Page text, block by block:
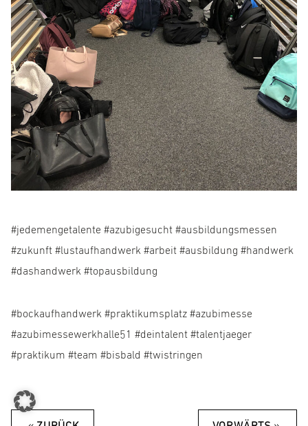
#jedemengetalente #azubigesucht #ausbildungsmessen
#zukunft #lustaufhandwerk #arbeit #ausbildung #handwerk
#dashandwerk #topausbildung
#bockaufhandwerk #praktikumsplatz #azubimesse
#azubimessewerkhalle51 #deintalent #talentjaeger
#praktikum #team #bisbald #twistringen